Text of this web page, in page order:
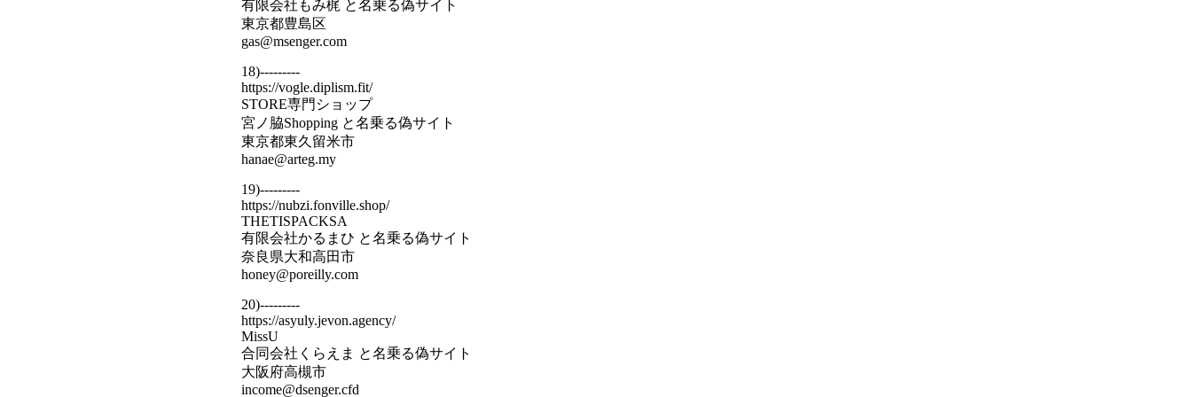
有限会社もみ梶 と名乗る偽サイト
東京都豊島区
gas@msenger.com
18)---------
https://vogle.diplism.fit/
STORE専門ショップ
宮ノ脇Shopping と名乗る偽サイト
東京都東久留米市
hanae@arteg.my
19)---------
https://nubzi.fonville.shop/
THETISPACKSA
有限会社かるまひ と名乗る偽サイト
奈良県大和高田市
honey@poreilly.com
20)---------
https://asyuly.jevon.agency/
MissU
合同会社くらえま と名乗る偽サイト
大阪府高槻市
income@dsenger.cfd